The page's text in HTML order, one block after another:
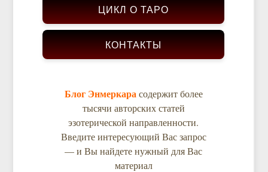
ЦИКЛ О ТАРО
КОНТАКТЫ
Блог Энмеркара содержит более
тысячи авторских статей
эзотерической направленности.
Введите интересующий Вас запрос
— и Вы найдете нужный для Вас
материал